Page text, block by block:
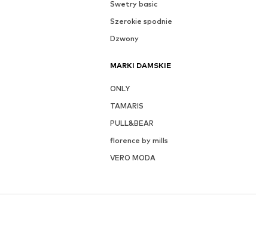
Swetry basic
Szerokie spodnie
Dzwony
MARKI DAMSKIE
ONLY
TAMARIS
PULL&BEAR
florence by mills
VERO MODA